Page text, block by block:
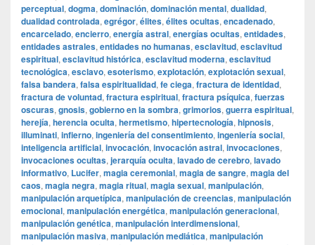
perceptual, dogma, dominación, dominación mental, dualidad,
dualidad controlada, egrégor, élites, élites ocultas, encadenado,
encarcelado, encierro, energía astral, energías ocultas, entidades,
entidades astrales, entidades no humanas, esclavitud, esclavitud
espiritual, esclavitud histórica, esclavitud moderna, esclavitud
tecnológica, esclavo, esoterismo, explotación, explotación sexual,
falsa bandera, falsa espiritualidad, fe ciega, fractura de identidad,
fractura de voluntad, fractura espiritual, fractura psíquica, fuerzas
oscuras, gnosis, gobierno en la sombra, grimorios, guerra espiritual,
herejía, herencia oculta, hermetismo, hipertecnología, hipnosis,
illuminati, infierno, ingeniería del consentimiento, ingeniería social,
inteligencia artificial, invocación, invocación astral, invocaciones,
invocaciones ocultas, jerarquía oculta, lavado de cerebro, lavado
informativo, Lucifer, magia ceremonial, magia de sangre, magia del
caos, magia negra, magia ritual, magia sexual, manipulación,
manipulación arquetípica, manipulación de creencias, manipulación
emocional, manipulación energética, manipulación generacional,
manipulación genética, manipulación interdimensional,
manipulación masiva, manipulación mediática, manipulación